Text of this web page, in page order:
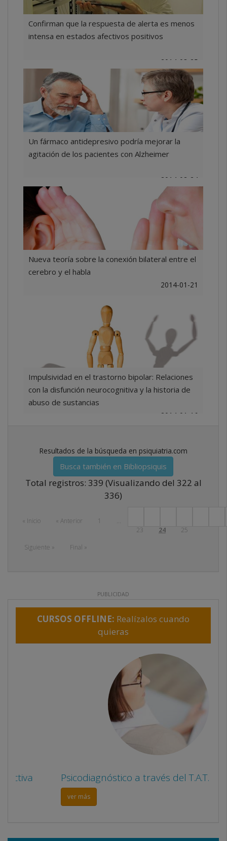
Confirman que la respuesta de alerta es menos
intensa en estados afectivos positivos
2014-03-25
Un fármaco antidepresivo podría mejorar la
agitación de los pacientes con Alzheimer
2014-02-24
Nueva teoría sobre la conexión bilateral entre el
cerebro y el habla
2014-01-21
Impulsividad en el trastorno bipolar: Relaciones
con la disfunción neurocognitiva y la historia de
abuso de sustancias
2014-01-16
Resultados de la búsqueda en psiquiatria.com
Busca también en Bibliopsiquis
Total registros: 339 (Visualizando del 322 al
336)
« Inicio « Anterior 1
...
23
24
25
Siguiente »
Final »
PUBLICIDAD
CURSOS OFFLINE: Realízalos cuando
quieras
Psicodiagnóstico a través del T.A.T.